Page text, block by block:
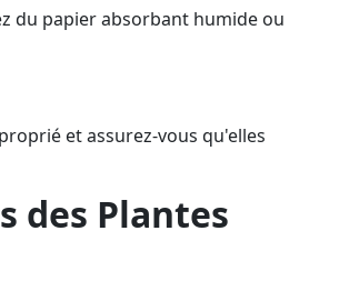
du papier absorbant humide ou
et assurez-vous qu'elles
des Plantes